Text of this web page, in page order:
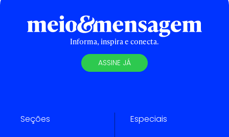
Informa, inspira e conecta.
ASSINE JÁ
Seções Especiais